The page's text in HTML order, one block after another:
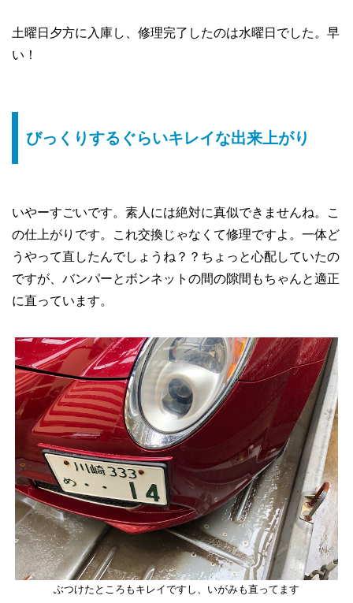
土曜日夕方に入庫し、修理完了したのは水曜日でした。早
い！
びっくりするぐらいキレイな出来上がり
いやーすごいです。素人には絶対に真似できませんね。こ
の仕上がりです。これ交換じゃなくて修理ですよ。一体ど
うやって直したんでしょうね？？ちょっと心配していたの
ですが、バンパーとボンネットの間の隙間もちゃんと適正
に直っています。
ぶつけたところもキレイですし、いがみも直ってます